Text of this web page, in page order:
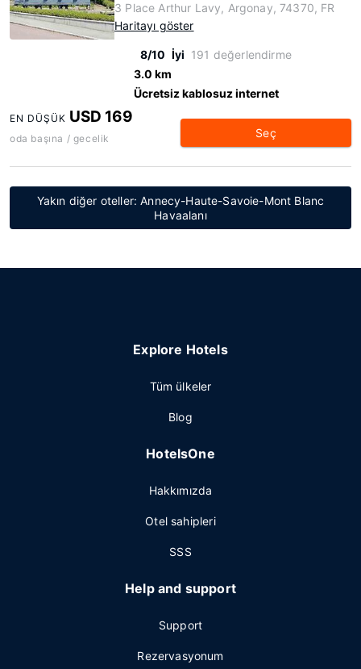
3 Place Arthur Lavy, Argonay, 74370, FR
Haritayı göster
8/10 İyi 191 değerlendirme
3.0 km
Ücretsiz kablosuz internet
EN DÜŞÜK USD 169
oda başına / gecelik Seç
Yakın diğer oteller: Annecy-Haute-Savoie-Mont Blanc
Havaalanı
Explore Hotels
Tüm ülkeler
Blog
HotelsOne
Hakkımızda
Otel sahipleri
SSS
Help and support
Support
Rezervasyonum